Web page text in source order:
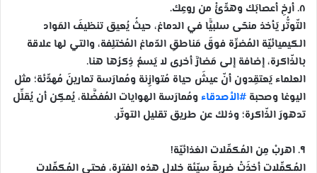
٨. أرخِ أعصابَك وهدِّئْ من روعِك.
التّوتُّر يَأخذ منحًى سلبيًّا في الدماغ، حيثُ يُعيق تنظيفَ المَواد
الكيميائيّة المُضرِّة فوقَ مَناطقِ الدّماغ المُختلِفة، والتي لها علاقة
بالذّاكرة، إضافة إلى مَضارَّ أخرى لا يَسعُ ذِكرُها هنا.
العلماء يَعتقِدون أنّ عيشَ حياة مُتوازِنة ومُمارَسة تمارينَ مُهدِّئة؛ مثل
اليوغا وصحبة #الأصدقاءومُمارَسة الهوايات المُفضَّلة، يُمكِن أن يُقلِّل
تدهورَ الذّاكرة؛ وذلك عن طريق تقليل التوتّر.
٩. اهربْ مِن المُكمِّلات الغذائيّة!
المُكمِّلات أخذَتْ ضربةً سيّئة خلال هذه الفترة، فحتى المُكمِّلات